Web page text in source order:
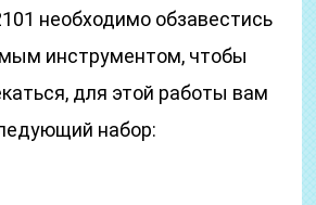
необходимо обзавестись
инструментом, чтобы
для этой работы вам
набор: